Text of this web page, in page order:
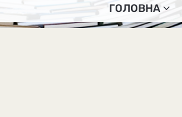
ГОЛОВНА